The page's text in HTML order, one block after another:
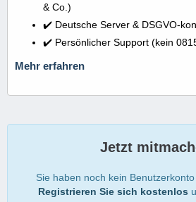
& Co.)
✔️ Deutsche Server & DSGVO-
✔️ Persönlicher Support (kein
Mehr erfahren
Jetzt
Sie haben noch kein
Registrieren Sie sich kostenlos